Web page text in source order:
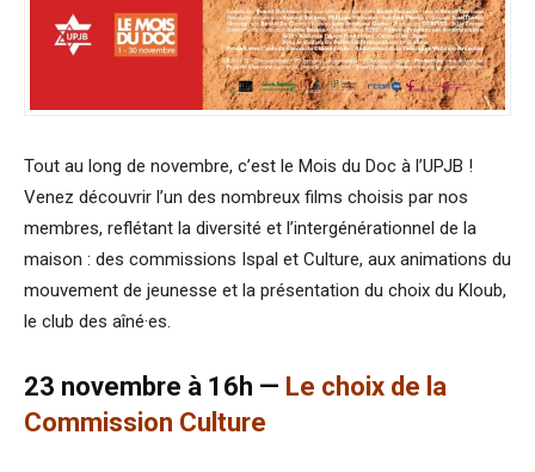
Tout au long de novembre, c’est le Mois du Doc à l’UPJB !
Venez découvrir l’un des nombreux films choisis par nos
membres, reflétant la diversité et l’intergénérationnel de la
maison : des commissions Ispal et Culture, aux animations du
mouvement de jeunesse et la présentation du choix du Kloub,
le club des aîné·es.
23 novembre à 16h — Le choix de la
Commission Culture